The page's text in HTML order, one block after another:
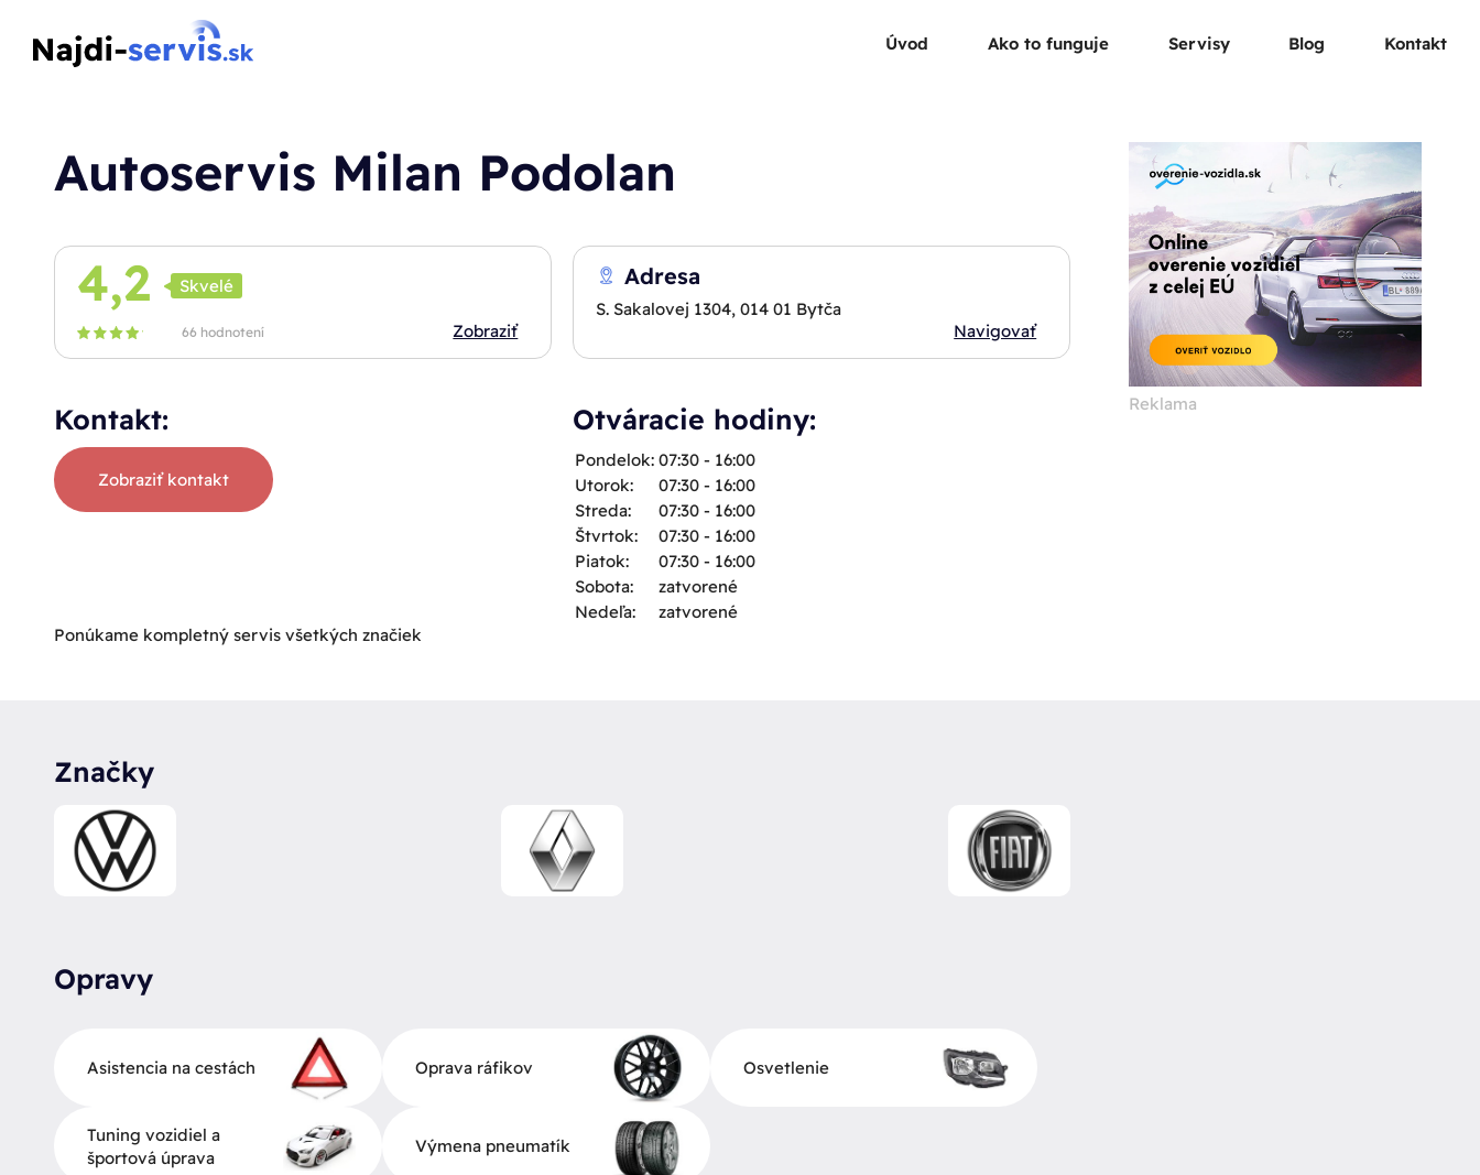
Úvod Ako to funguje Servisy Blog Kontakt
Autoservis Milan Podolan
4,2
Skvelé
66 hodnotení Zobraziť
Adresa
S. Sakalovej 1304, 014 01 Bytča
Navigovať
Kontakt:
Zobraziť kontakt
Otváracie hodiny:
Pondelok: 07:30 - 16:00
Utorok:
07:30 - 16:00
Streda:
07:30 - 16:00
Štvrtok:
07:30 - 16:00
Piatok:
07:30 - 16:00
Sobota:
zatvorené
Nedeľa:
zatvorené
Ponúkame kompletný servis všetkých značiek
Značky
Opravy
Asistencia na cestách Oprava ráfikov Osvetlenie
Tuning vozidiel a
športová úprava
Výmena pneumatík
Reklama